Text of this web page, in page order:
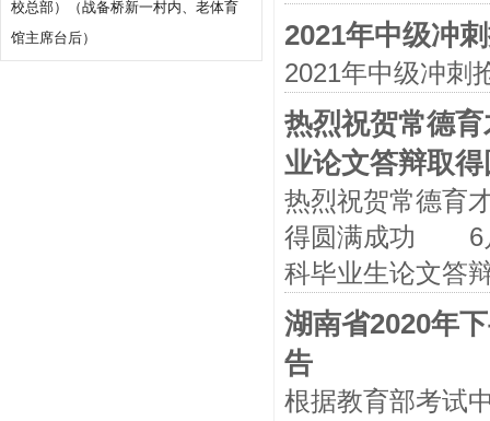
校总部）（战备桥新一村内、老体育
馆主席台后）
2021年中级冲
2021年中级冲
热烈祝贺常德
业论文答辩取
热烈祝贺常德育
得圆满成功 6月
科毕业生论文答
湖南省2020年
告
根据教育部考试